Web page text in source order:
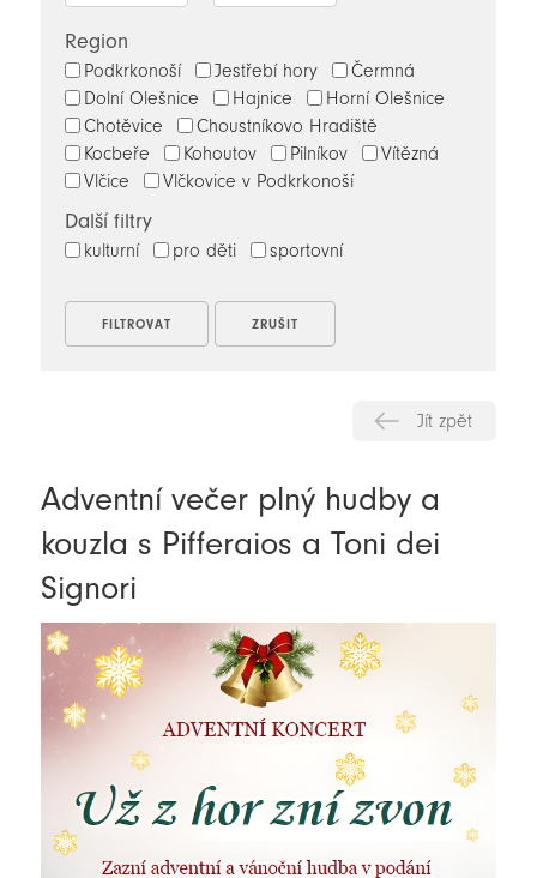
Region
Podkrkonoší Jestřebí hory
Čermná
Dolní Olešnice
Hajnice
Horní Olešnice
Chotěvice
Choustníkovo Hradiště
Kocbeře
Kohoutov Pilníkov
Vítězná
Vlčice
Vlčkovice v Podkrkonoší
Další filtry
kulturní pro děti sportovní
Jít zpět
Adventní večer plný hudby a
kouzla s Pifferaios a Toni dei
Signori